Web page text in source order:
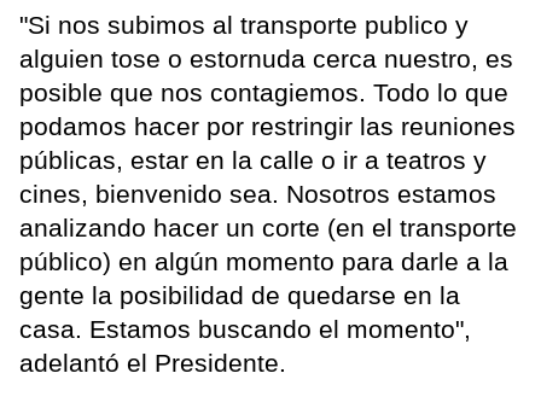
"Si nos subimos al transporte publico y
alguien tose o estornuda cerca nuestro, es
posible que nos contagiemos. Todo lo que
podamos hacer por restringir las reuniones
públicas, estar en la calle o ir a teatros y
cines, bienvenido sea. Nosotros estamos
analizando hacer un corte (en el transporte
público) en algún momento para darle a la
gente la posibilidad de quedarse en la
casa. Estamos buscando el momento",
adelantó el Presidente.